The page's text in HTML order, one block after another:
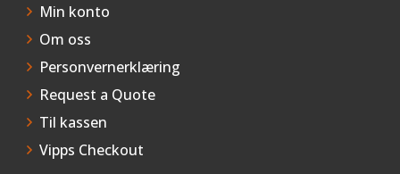
Min konto
Om oss
Personvernerklæring
Request a Quote
Til kassen
Vipps Checkout